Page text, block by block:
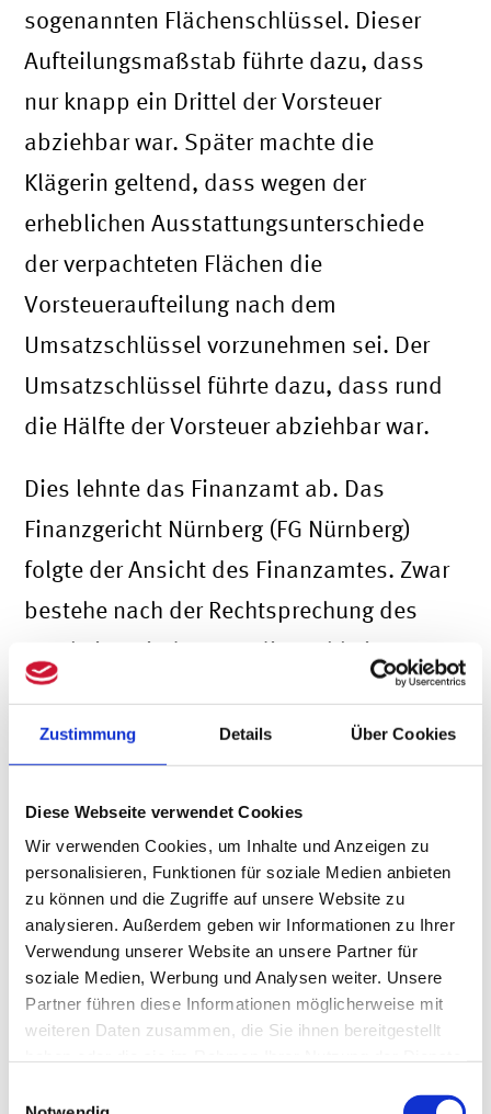
Zustimmung Details Über Cookies
Diese Webseite verwendet Cookies
Wir verwenden Cookies, um Inhalte und Anzeigen zu
personalisieren, Funktionen für soziale Medien anbieten
zu können und die Zugriffe auf unsere Website zu
analysieren. Außerdem geben wir Informationen zu Ihrer
Verwendung unserer Website an unsere Partner für
soziale Medien, Werbung und Analysen weiter. Unsere
Partner führen diese Informationen möglicherweise mit
weiteren Daten zusammen, die Sie ihnen bereitgestellt
sogenannten Flächenschlüssel. Dieser
Aufteilungsmaßstab führte dazu, dass
nur knapp ein Drittel der Vorsteuer
abziehbar war. Später machte die
Klägerin geltend, dass wegen der
erheblichen Ausstattungsunterschiede
der verpachteten Flächen die
Vorsteueraufteilung nach dem
Umsatzschlüssel vorzunehmen sei. Der
Umsatzschlüssel führte dazu, dass rund
die Hälfte der Vorsteuer abziehbar war.
Dies lehnte das Finanzamt ab. Das
Finanzgericht Nürnberg (FG Nürnberg)
folgte der Ansicht des Finanzamtes. Zwar
bestehe nach der Rechtsprechung des
BFH keine Bindung an die Wahl eines
fehlerhaften Aufteilungsmaßstabs. Auch
sei eine Vorsteueraufteilung nach dem
Umsatzschlüssel vorzunehmen, wenn
erhebliche Unterschiede in der
Ausstattung bestehen würden.
Das „Stadtteilzentrum“ sei aber –
ungeachtet seiner grundbuchrechtlichen
Teilung – ein einheitliches Gebäude und
die Eingangsleistungen seien trotz der
erheblichen Ausstattungsunterschiede
der Flächen im Wesentlichen gleichartig.